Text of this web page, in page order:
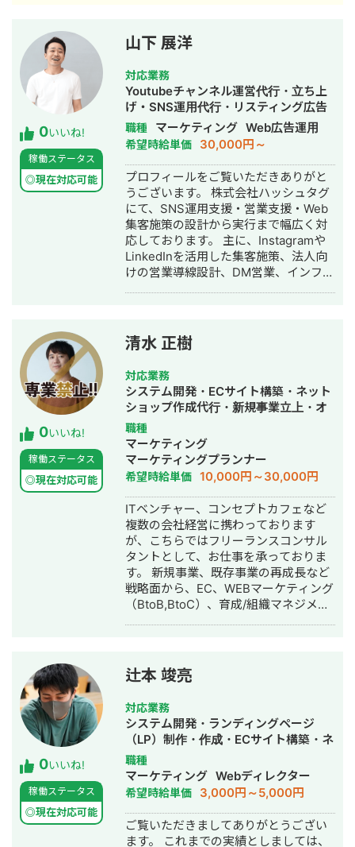
ト管理: アジャイル手法を用いたプロジ
ェクト管理とリスクマネジメント • 広
告運用およびLP・クリエイティブ制作
ディレクション •顧客への提案営業お
よびコミュニケーション調整(toB/toC
2024年からtripod代表として個人事業
主として活動。
0いいね!
稼働ステータス
◎現在対応可能
山下 展洋
対応業務
Youtubeチャンネル運営代行・立ち上
げ・SNS運用代行・リスティング広告
運用代行・動画制作・動画編集・営業
代行
職種 マーケティング Web広告運用
希望時給単価 30,000円～
プロフィールをご覧いただきありがと
うございます。 株式会社ハッシュタグ
にて、SNS運用支援・営業支援・Web
集客施策の設計から実行まで幅広く対
応しております。 主に、Instagramや
LinkedInを活用した集客施策、法人向
けの営業導線設計、DM営業、インフル
業支援・インフルエンサー施策など、
複数領域で集客から商談化、成約導線
の設計まで携わってきました。 特に、
単なる投稿作成や運用だけでなく、
「どのターゲットに、どの媒体で、ど
のようにアプローチし、どのように商
談・成約につなげるか」 という営業視
点を踏まえた施策設計を得意としてお
ります。 また、クライアント対応、提
案資料作成、外部パートナーとの進行
管理、営業代行・DM施策の設計なども
対応可能です。 SNSやWebを活用して
新規顧客獲得を強化したい企業様のお
力になれればと思っております。 よろ
しくお願いいたします。
0いいね!
稼働ステータス
◎現在対応可能
清水 正樹
対応業務
システム開発・ECサイト構築・ネット
ショップ作成代行・新規事業立上・オ
ウンドメディア制作・構築・運用代
行・営業代行
職種
マーケティング
マーケティングプランナー
希望時給単価 10,000円～30,000円
ITベンチャー、コンセプトカフェなど
複数の会社経営に携わっております
が、こちらではフリーランスコンサル
タントとして、お仕事を承っておりま
す。 新規事業、既存事業の再成長など
戦略面から、EC、WEBマーケティング
（BtoB,BtoC）、育成/組織マネジメン
がる仕組み https://amzn.to/38zCXac
1986年千葉県出身。㈱オールアバウト
に新卒入社、メディア運営、EC事業に
携わり、2011年に同社より㈱エンファ
クトリーをスピンアウト。 同社のEC事
業、プロマッチング事業、新規事業立
ち上げなどを管掌。 ■株式会社エンフ
ァクトリー 取締役（本業）
https://enfactory.co.jp/ 既存ECの立て
直し&新規ECの立上げ： 既存EC（スタ
イルストア）のマーケティング、MD、
システム&物流など全領域改善で、売上
0いいね!
稼働ステータス
◎現在対応可能
辻本 竣亮
対応業務
システム開発・ランディングページ
（LP）制作・作成・ECサイト構築・ネ
ットショップ作成代行・SNS運用代
行・記事作成代行・ライティング・ホ
ームページ制作・作成・動画制作・動
画編集・営業代行
職種
マーケティング Webディレクター
希望時給単価 3,000円～5,000円
ご覧いただきましてありがとうござい
ます。 これまでの実績としましては、